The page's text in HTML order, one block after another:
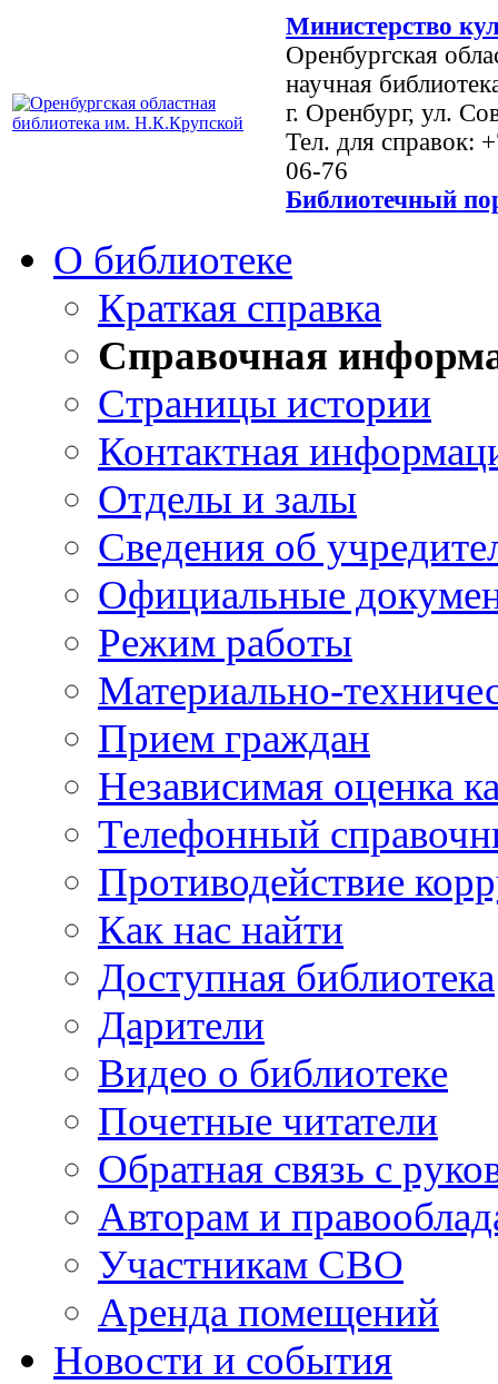
Министерство
Оренбургская
научная
г. Оренбург, ул.
Тел. для справок:
06-76
Библиотечный
О библиотеке
Краткая справка
Справочная
Страницы истории
Контактная
Отделы и залы
Сведения об
Официальные
Режим работы
Материально-
Прием граждан
Независимая оценка
Телефонный
Противодействие
Как нас найти
Доступная библиотека
Дарители
Видео о библиотеке
Почетные читатели
Обратная связь с
Авторам и
Участникам СВО
Аренда помещений
Новости и события